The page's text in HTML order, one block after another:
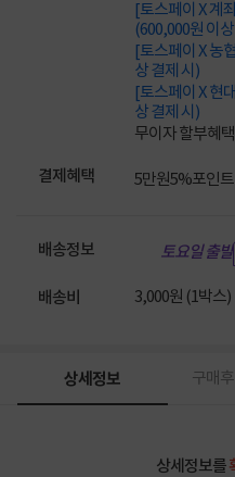
[토스페이 X 계
(600,000원 이
[토스페이 X 농
상 결제 시)
[토스페이 X 현
상 결제 시)
무이자 할부혜택
결제혜택 5만원5%포인트
배송정보 토요일 출발
배송비 3,000원 (1박스)
상세정보 구매
상세정보를